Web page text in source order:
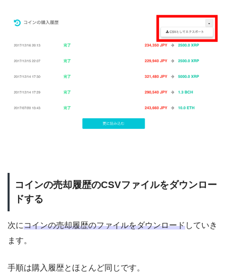
コインの売却履歴のCSVファイルをダウンロー
ドする
次にコインの売却履歴のファイルをダウンロードしていき
ます。
手順は購入履歴とほとんど同じです。